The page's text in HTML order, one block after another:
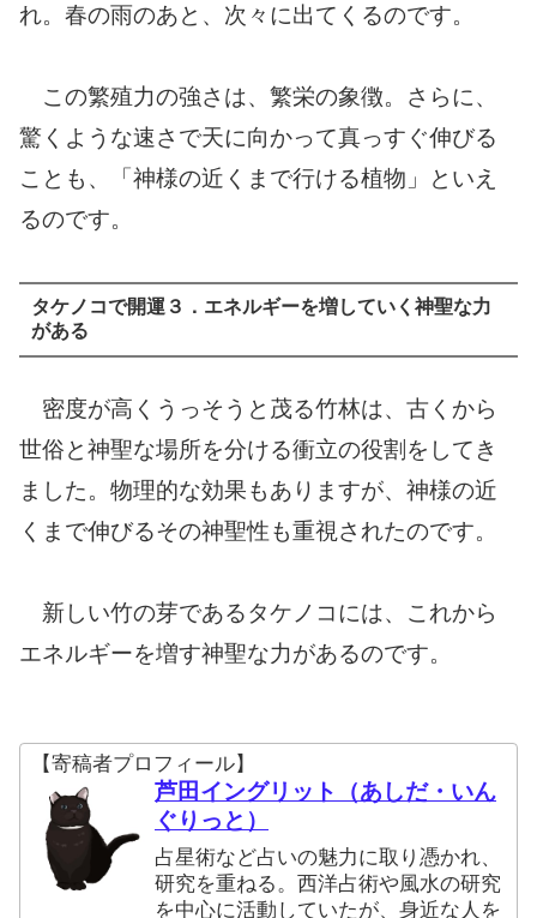
れ。春の雨のあと、次々に出てくるのです。
この繁殖力の強さは、繁栄の象徴。さらに、
驚くような速さで天に向かって真っすぐ伸びる
ことも、「神様の近くまで行ける植物」といえ
るのです。
タケノコで開運３．エネルギーを増していく神聖な力
がある
密度が高くうっそうと茂る竹林は、古くから
世俗と神聖な場所を分ける衝立の役割をしてき
ました。物理的な効果もありますが、神様の近
くまで伸びるその神聖性も重視されたのです。
新しい竹の芽であるタケノコには、これから
エネルギーを増す神聖な力があるのです。
【寄稿者プロフィール】
芦田イングリット（あしだ・いん
ぐりっと）
占星術など占いの魅力に取り憑かれ、
研究を重ねる。西洋占術や風水の研究
を中心に活動していたが、身近な人を